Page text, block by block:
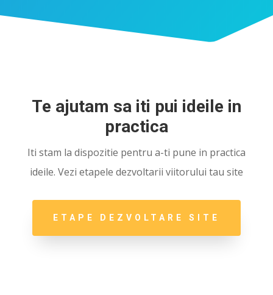
Te ajutam sa iti pui ideile in
practica
Iti stam la dispozitie pentru a-ti pune in practica
ideile. Vezi etapele dezvoltarii viitorului tau site
ETAPE DEZVOLTARE SITE